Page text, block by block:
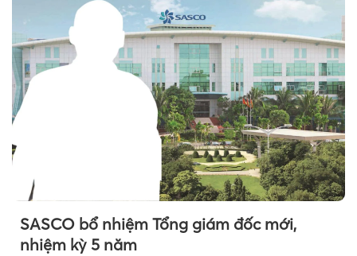
SASCO bổ nhiệm Tổng giám đốc mới,
nhiệm kỳ 5 năm